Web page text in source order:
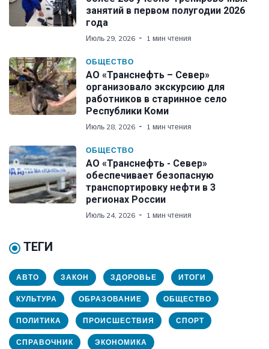
занятий в первом полугодии 2026
года
Июль 29, 2026 1 мин чтения
ОБЩЕСТВО
АО «Транснефть – Север»
организовало экскурсию для
работников в старинное село
Республики Коми
Июль 28, 2026 1 мин чтения
ОБЩЕСТВО
АО «Транснефть - Север»
обеспечивает безопасную
транспортировку нефти в 3
регионах России
Июль 24, 2026 1 мин чтения
ТЕГИ
АВТО ЗАКОН ЗДОРОВЬЕ ИТОГИ
КУЛЬТУРА ОБРАЗОВАНИЕ ОБЩЕСТВО
ПОЛИТИКА ПРОИСШЕСТВИЯ СПОРТ
СПРАВОЧНИК ЭКОНОМИКА